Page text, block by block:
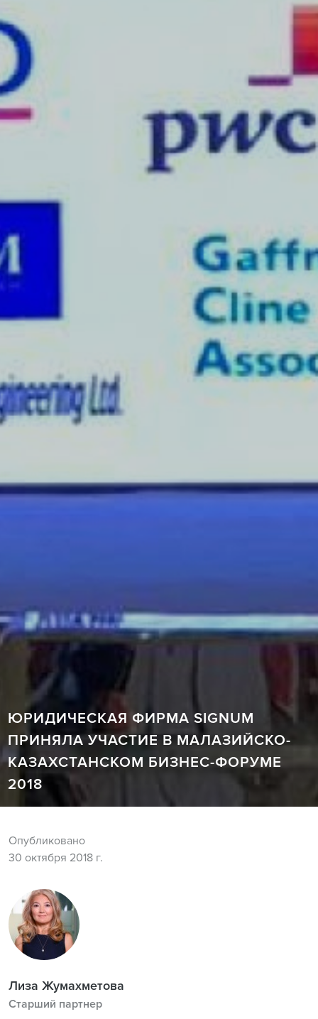
ЮРИДИЧЕСКАЯ ФИРМА SIGNUM
ПРИНЯЛА УЧАСТИЕ В МАЛАЗИЙСКО-
КАЗАХСТАНСКОМ БИЗНЕС-ФОРУМЕ
2018
Опубликовано
30 октября 2018 г.
Лиза Жумахметова
Старший партнер